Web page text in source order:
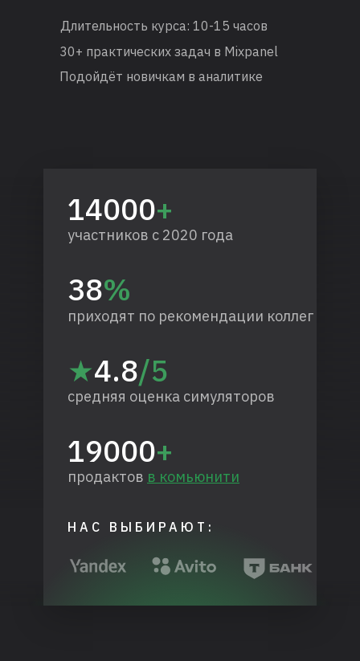
Подойдёт новичкам в аналитике
30+ практических задач в Mixpanel
Длительность курса: 10-15 часов
НАС ВЫБИРАЮТ:
14000+
38%
★4.8/5
участников с 2020 года
приходят по рекомендации коллег
средняя оценка симуляторов
19000+
продактов в комьюнити